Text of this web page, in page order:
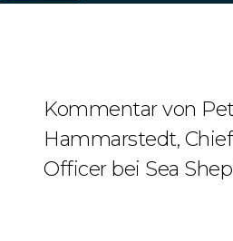
Kommentar von
Hammarstedt,
Officer bei Sea